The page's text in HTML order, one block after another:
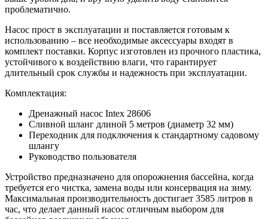
проблематично.
Насос прост в эксплуатации и поставляется готовым к
использованию – все необходимые аксессуары входят в
комплект поставки. Корпус изготовлен из прочного пластика,
устойчивого к воздействию влаги, что гарантирует
длительный срок службы и надежность при эксплуатации.
Комплектация:
Дренажный насос Intex 28606
Сливной шланг длиной 5 метров (диаметр 32 мм)
Переходник для подключения к стандартному садовому
шлангу
Руководство пользователя
Устройство предназначено для опорожнения бассейна, когда
требуется его чистка, замена воды или консервация на зиму.
Максимальная производительность достигает 3585 литров в
час, что делает данный насос отличным выбором для